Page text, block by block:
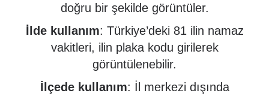
doğru bir şekilde görüntüler.
İlde kullanım: Türkiye’deki 81 ilin namaz
vakitleri, ilin plaka kodu girilerek
görüntülenebilir.
İlçede kullanım: İl merkezi dışında